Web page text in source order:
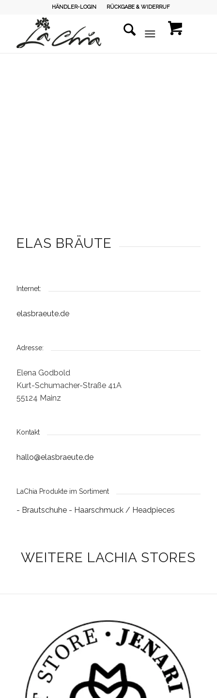
HÄNDLER-LOGIN RÜCKGABE & WIDERRUF
ELAS BRÄUTE
Internet:
elasbraeute.de
Adresse:
Elena Godbold
Kurt-Schumacher-Straße 41A
55124 Mainz
Kontakt
hallo@elasbraeute.de
LaChia Produkte im Sortiment
- Brautschuhe - Haarschmuck / Headpieces
WEITERE LACHIA STORES